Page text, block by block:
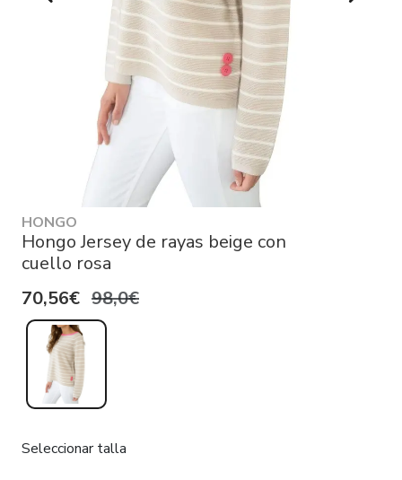
HONGO
Hongo Jersey de rayas beige con
cuello rosa
70,56€ 98,0€
Seleccionar talla